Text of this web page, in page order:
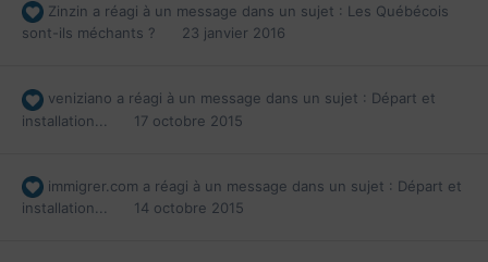
Zinzin a réagi à un message dans un sujet : Les Québécois
sont-ils méchants ?
23 janvier 2016
veniziano a réagi à un message dans un sujet : Départ et
installation...
17 octobre 2015
immigrer.com a réagi à un message dans un sujet : Départ et
installation...
14 octobre 2015